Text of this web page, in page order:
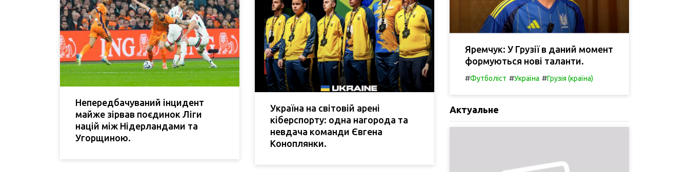
Непередбачуваний інцидент
майже зірвав поєдинок Ліги
націй між Нідерландами та
Угорщиною.
Україна на світовій арені
кіберспорту: одна нагорода та
невдача команди Євгена
Коноплянки.
Яремчук: У Грузії в даний момент
формуються нові таланти.
#Футболіст #Україна #Грузія (країна)
Актуальне